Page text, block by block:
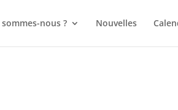
nous ? Nouvelles